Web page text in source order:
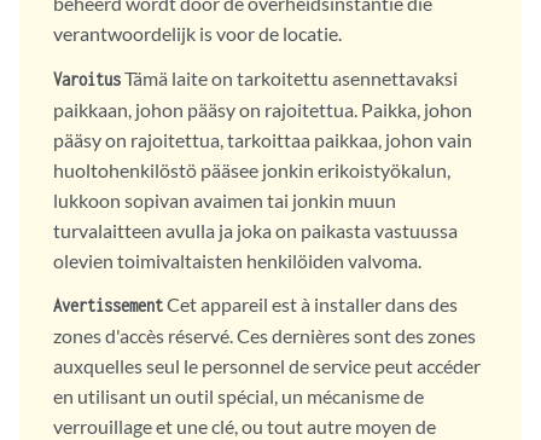
verantwoordelijk is voor de locatie.
VaroitusTämä laite on tarkoitettu asennettavaksi
paikkaan, johon pääsy on rajoitettua. Paikka, johon
pääsy on rajoitettua, tarkoittaa paikkaa, johon vain
huoltohenkilöstö pääsee jonkin erikoistyökalun,
lukkoon sopivan avaimen tai jonkin muun
turvalaitteen avulla ja joka on paikasta vastuussa
olevien toimivaltaisten henkilöiden valvoma.
AvertissementCet appareil est à installer dans des
zones d'accès réservé. Ces dernières sont des zones
auxquelles seul le personnel de service peut accéder
en utilisant un outil spécial, un mécanisme de
verrouillage et une clé, ou tout autre moyen de